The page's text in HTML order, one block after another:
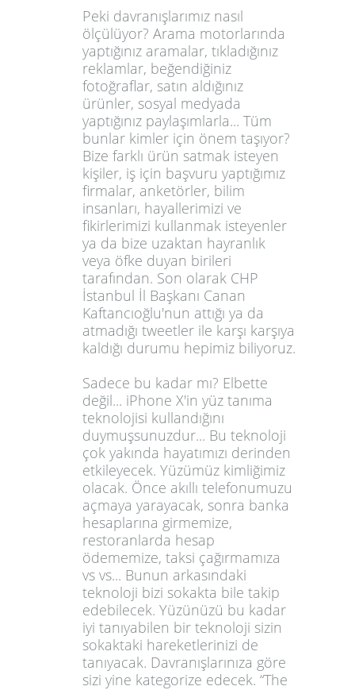
Peki davranışlarımız nasıl
ölçülüyor? Arama motorlarında
yaptığınız aramalar, tıkladığınız
reklamlar, beğendiğiniz
fotoğraflar, satın aldığınız
ürünler, sosyal medyada
yaptığınız paylaşımlarla... Tüm
bunlar kimler için önem taşıyor?
Bize farklı ürün satmak isteyen
kişiler, iş için başvuru yaptığımız
firmalar, anketörler, bilim
insanları, hayallerimizi ve
fikirlerimizi kullanmak isteyenler
ya da bize uzaktan hayranlık
veya öfke duyan birileri
tarafından. Son olarak CHP
İstanbul İl Başkanı Canan
Kaftancıoğlu'nun attığı ya da
atmadığı tweetler ile karşı karşıya
kaldığı durumu hepimiz biliyoruz.
Sadece bu kadar mı? Elbette
değil... iPhone X'in yüz tanıma
teknolojisi kullandığını
duymuşsunuzdur... Bu teknoloji
çok yakında hayatımızı derinden
etkileyecek. Yüzümüz kimliğimiz
olacak. Önce akıllı telefonumuzu
açmaya yarayacak, sonra banka
hesaplarına girmemize,
restoranlarda hesap
ödememize, taksi çağırmamıza
vs vs... Bunun arkasındaki
teknoloji bizi sokakta bile takip
edebilecek. Yüzünüzü bu kadar
iyi tanıyabilen bir teknoloji sizin
sokaktaki hareketlerinizi de
tanıyacak. Davranışlarınıza göre
sizi yine kategorize edecek. “The